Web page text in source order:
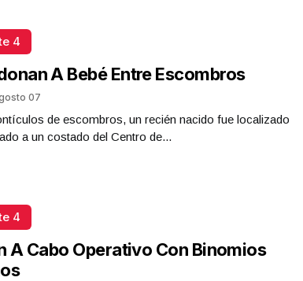
4
A Bebé Entre Escombros
07
de escombros, un recién nacido fue localizado
a un costado del Centro de...
4
A Cabo Operativo Con Binomios